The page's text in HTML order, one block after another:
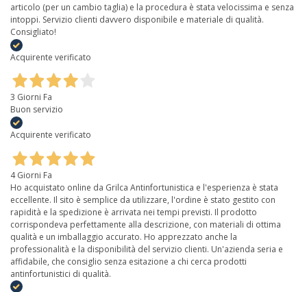
articolo (per un cambio taglia) e la procedura è stata velocissima e senza
intoppi. Servizio clienti davvero disponibile e materiale di qualità.
Consigliato!
Acquirente verificato
3 Giorni Fa
Buon servizio
Acquirente verificato
4 Giorni Fa
Ho acquistato online da Grilca Antinfortunistica e l'esperienza è stata
eccellente. Il sito è semplice da utilizzare, l'ordine è stato gestito con
rapidità e la spedizione è arrivata nei tempi previsti. Il prodotto
corrispondeva perfettamente alla descrizione, con materiali di ottima
qualità e un imballaggio accurato. Ho apprezzato anche la
professionalità e la disponibilità del servizio clienti. Un'azienda seria e
affidabile, che consiglio senza esitazione a chi cerca prodotti
antinfortunistici di qualità.